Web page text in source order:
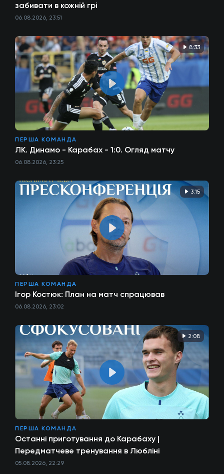
забивати в кожній грі
06.08.2026, 23:51
8:33
ПЕРША КОМАНДА
ЛК. Динамо - Карабах - 1:0. Огляд матчу
06.08.2026, 23:25
3:15
ПЕРША КОМАНДА
Ігор Костюк: План на матч спрацював
06.08.2026, 23:02
2:08
ПЕРША КОМАНДА
Останні приготування до Карабаху |
Передматчеве тренування в Любліні
05.08.2026, 22:29